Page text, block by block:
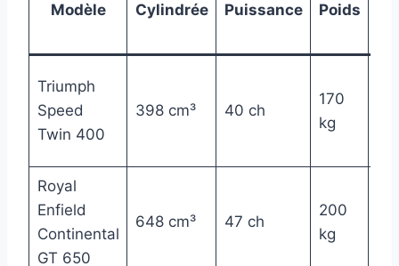
Modèle Cylindrée Puissance Poids
Triumph
Speed
Twin 400
398 cm³ 40 ch
170
kg
Royal
Enfield
Continental
GT 650
648 cm³ 47 ch
200
kg